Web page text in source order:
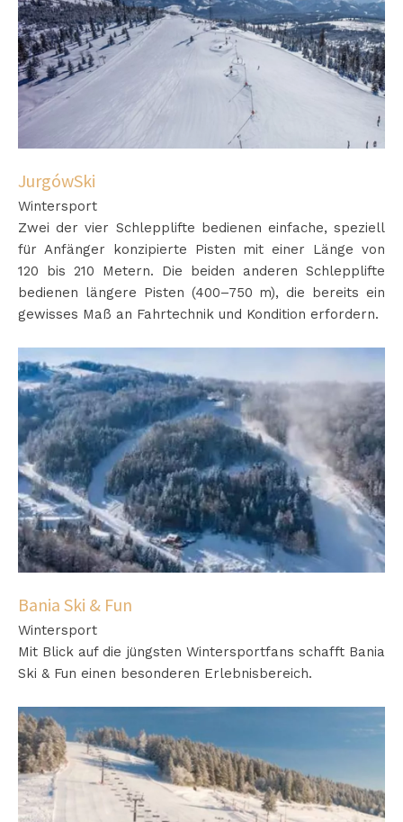
JurgówSki
Wintersport
Zwei der vier Schlepplifte bedienen einfache, speziell
für Anfänger konzipierte Pisten mit einer Länge von
120 bis 210 Metern. Die beiden anderen Schlepplifte
bedienen längere Pisten (400–750 m), die bereits ein
gewisses Maß an Fahrtechnik und Kondition erfordern.
Bania Ski & Fun
Wintersport
Mit Blick auf die jüngsten Wintersportfans schafft Bania
Ski & Fun einen besonderen Erlebnisbereich.